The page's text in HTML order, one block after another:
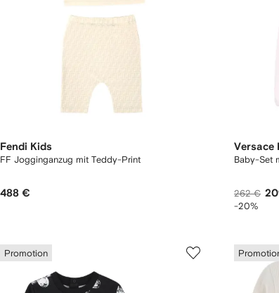
Fendi Kids
FF Jogginganzug mit Teddy-Print
488 €
Versace
Baby-Set
262 €
-20%
Promotion